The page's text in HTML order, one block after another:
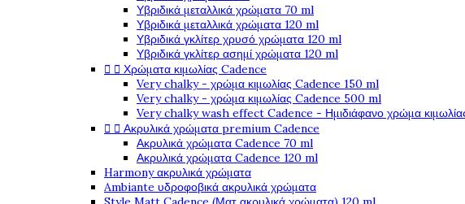
Υβριδικά μεταλλικά χρώματα 70 ml
Υβριδικά μεταλλικά χρώματα 120 ml
Υβριδικά γκλίτερ χρυσό χρώματα 120 ml
Υβριδικά γκλίτερ ασημί χρώματα 120 ml
  Χρώματα κιμωλίας Cadence
Very chalky - χρώμα κιμωλίας Cadence 150 ml
Very chalky - χρώμα κιμωλίας Cadence 500 ml
Very chalky wash effect Cadence - Ημιδιάφανο χρώμα
  Ακρυλικά χρώματα premium Cadence
Ακρυλικά χρώματα Cadence 70 ml
Ακρυλικά χρώματα Cadence 120 ml
Harmony ακρυλικά χρώματα
Ambiante υδροφοβικά ακρυλικά χρώματα